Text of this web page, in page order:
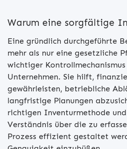
Warum eine sorgfältige
Eine gründlich durchgeführte
mehr als nur eine gesetzliche
wichtiger
Unternehmen. Sie hilft,
gewährleisten, betriebliche
langfristige Planungen
richtigen Inventurmethode
Verständnis über die zu
Prozess effizient gestaltet